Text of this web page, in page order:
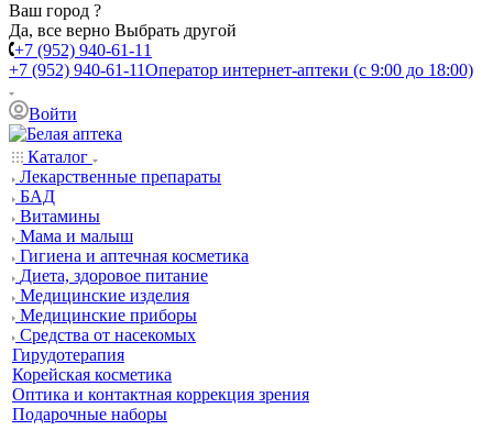
Ваш город ?
Да, все верно Выбрать другой
+7 (952) 940-61-11
+7 (952) 940-61-11Оператор интернет-аптеки (с 9:00 до 18:00)
Войти
Каталог
Лекарственные препараты
БАД
Витамины
Мама и малыш
Гигиена и аптечная косметика
Диета, здоровое питание
Медицинские изделия
Медицинские приборы
Средства от насекомых
Гирудотерапия
Корейская косметика
Оптика и контактная коррекция зрения
Подарочные наборы